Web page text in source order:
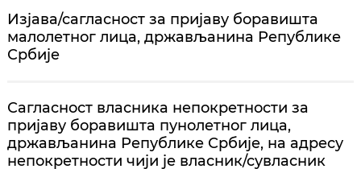
Изјава/сагласност за пријаву боравишта
малолетног лица, држављанина Републике
Србије
Сагласност власника непокретности за
пријаву боравишта пунолетног лица,
држављанина Републике Србије, на адресу
непокретности чији је власник/сувласник